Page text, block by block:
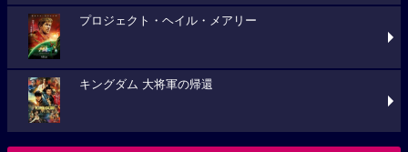
プロジェクト・ヘイル・メアリー
キングダム 大将軍の帰還